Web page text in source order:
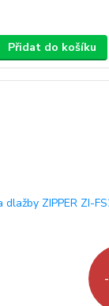
Přidat do košíku